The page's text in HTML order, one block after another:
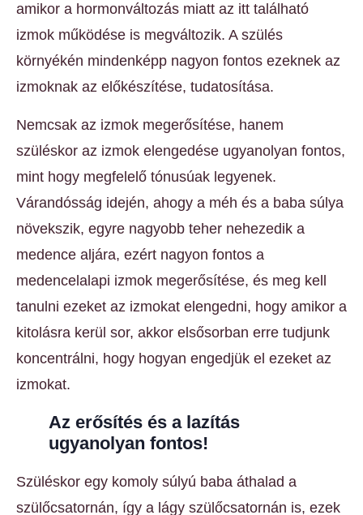
amikor a hormonváltozás miatt az itt található
izmok működése is megváltozik. A szülés
környékén mindenképp nagyon fontos ezeknek az
izmoknak az előkészítése, tudatosítása.
Nemcsak az izmok megerősítése, hanem
szüléskor az izmok elengedése ugyanolyan fontos,
mint hogy megfelelő tónusúak legyenek.
Várandósság idején, ahogy a méh és a baba súlya
növekszik, egyre nagyobb teher nehezedik a
medence aljára, ezért nagyon fontos a
medencelalapi izmok megerősítése, és meg kell
tanulni ezeket az izmokat elengedni, hogy amikor a
kitolásra kerül sor, akkor elsősorban erre tudjunk
koncentrálni, hogy hogyan engedjük el ezeket az
izmokat.
Az erősítés és a lazítás
ugyanolyan fontos!
Szüléskor egy komoly súlyú baba áthalad a
szülőcsatornán, így a lágy szülőcsatornán is, ezek